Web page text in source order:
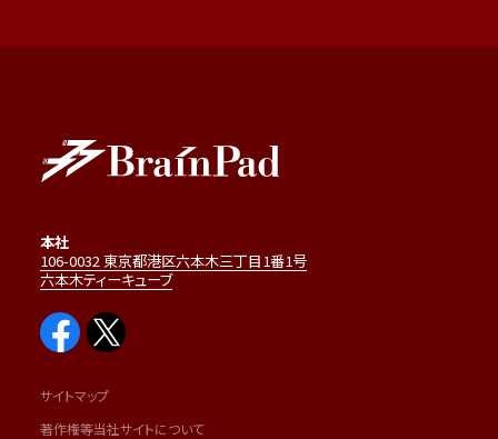
本社
106-0032 東京都港区六本木三丁目1番1号
六本木ティーキューブ
サイトマップ
著作権等当社サイトについて